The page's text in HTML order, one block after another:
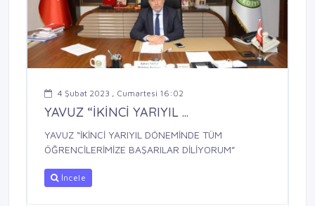
4 Şubat 2023 , Cumartesi 16:02
YAVUZ “İKİNCİ YARIYIL ...
YAVUZ “İKİNCİ YARIYIL DÖNEMİNDE TÜM
ÖĞRENCİLERİMİZE BAŞARILAR DİLİYORUM”
İncele